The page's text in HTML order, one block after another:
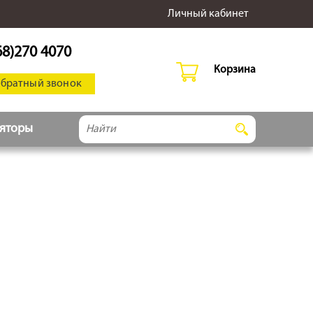
Личный кабинет
4070
звонок
Корзина